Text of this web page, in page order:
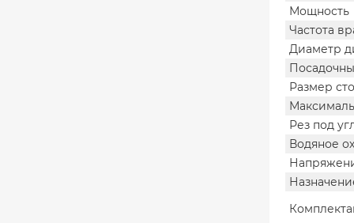
Мощность
Частота
Диаметр
Размер
Рез под
Водяное